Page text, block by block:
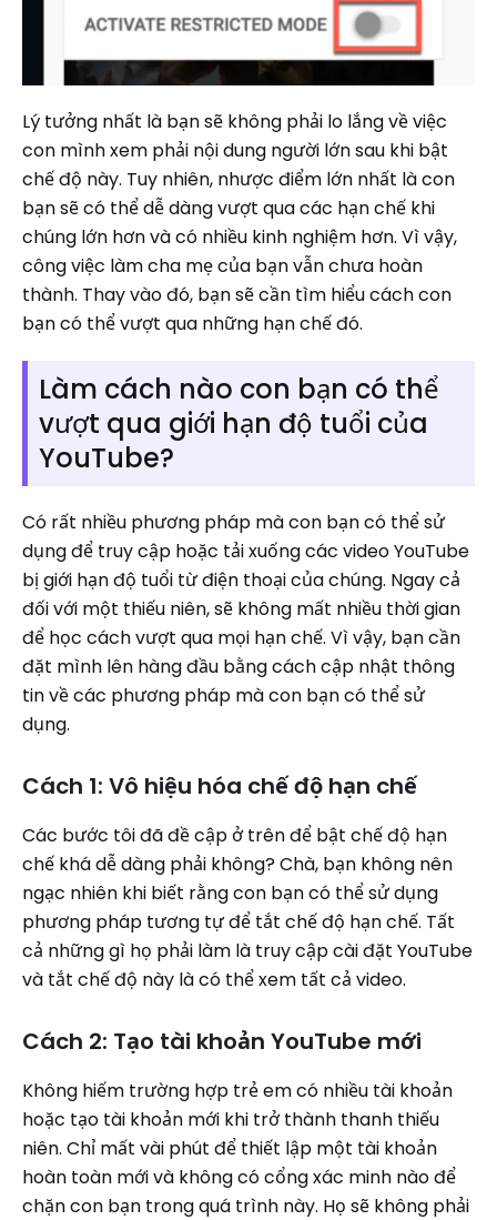
Lý tưởng nhất là bạn sẽ không phải lo lắng về việc
con mình xem phải nội dung người lớn sau khi bật
chế độ này. Tuy nhiên, nhược điểm lớn nhất là con
bạn sẽ có thể dễ dàng vượt qua các hạn chế khi
chúng lớn hơn và có nhiều kinh nghiệm hơn. Vì vậy,
công việc làm cha mẹ của bạn vẫn chưa hoàn
thành. Thay vào đó, bạn sẽ cần tìm hiểu cách con
bạn có thể vượt qua những hạn chế đó.
Làm cách nào con bạn có thể
vượt qua giới hạn độ tuổi của
YouTube?
Có rất nhiều phương pháp mà con bạn có thể sử
dụng để truy cập hoặc tải xuống các video YouTube
bị giới hạn độ tuổi từ điện thoại của chúng. Ngay cả
đối với một thiếu niên, sẽ không mất nhiều thời gian
để học cách vượt qua mọi hạn chế. Vì vậy, bạn cần
đặt mình lên hàng đầu bằng cách cập nhật thông
tin về các phương pháp mà con bạn có thể sử
dụng.
Cách 1: Vô hiệu hóa chế độ hạn chế
Các bước tôi đã đề cập ở trên để bật chế độ hạn
chế khá dễ dàng phải không? Chà, bạn không nên
ngạc nhiên khi biết rằng con bạn có thể sử dụng
phương pháp tương tự để tắt chế độ hạn chế. Tất
cả những gì họ phải làm là truy cập cài đặt YouTube
và tắt chế độ này là có thể xem tất cả video.
Cách 2: Tạo tài khoản YouTube mới
Không hiếm trường hợp trẻ em có nhiều tài khoản
hoặc tạo tài khoản mới khi trở thành thanh thiếu
niên. Chỉ mất vài phút để thiết lập một tài khoản
hoàn toàn mới và không có cổng xác minh nào để
chặn con bạn trong quá trình này. Họ sẽ không phải